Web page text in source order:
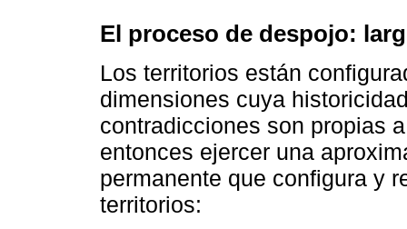
El proceso de despojo:
Los territorios están
dimensiones cuya
contradicciones son propias
entonces ejercer una
permanente que configura y
territorios: